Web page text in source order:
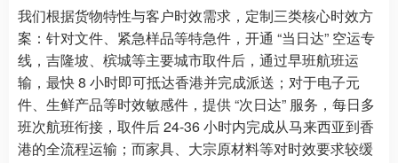
我们根据货物特性与客户时效需求，定制三类核心时效方
案：针对文件、紧急样品等特急件，开通 “当日达” 空运专
线，吉隆坡、槟城等主要城市取件后，通过早班航班运
输，最快 8 小时即可抵达香港并完成派送；对于电子元
件、生鲜产品等时效敏感件，提供 “次日达” 服务，每日多
班次航班衔接，取件后 24-36 小时内完成从马来西亚到香
港的全流程运输；而家具、大宗原材料等对时效要求较缓